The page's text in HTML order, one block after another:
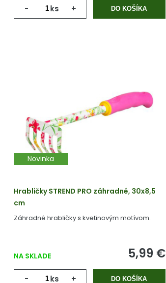
- ks + DO KOŠÍKA
Novinka
Hrabličky STREND PRO záhradné, 30x8,5
cm
Záhradné hrabličky s kvetinovým motívom.
NA SKLADE 5,99 €
- ks + DO KOŠÍKA